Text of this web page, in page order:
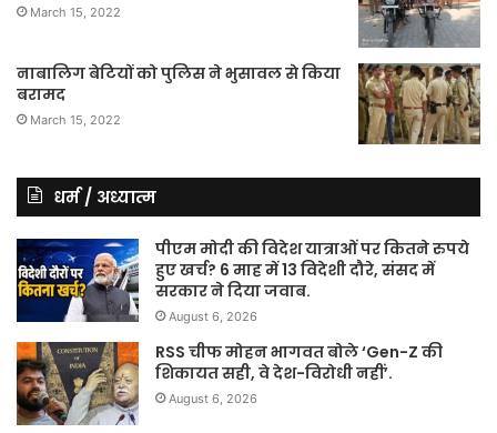
March 15, 2022
नाबालिग बेटियों को पुलिस ने भुसावल से किया
बरामद
March 15, 2022
धर्म / अध्यात्म
पीएम मोदी की विदेश यात्राओं पर कितने रुपये
हुए खर्च? 6 माह में 13 विदेशी दौरे, संसद में
सरकार ने दिया जवाब.
August 6, 2026
RSS चीफ मोहन भागवत बोले ‘Gen-Z की
शिकायत सही, वे देश-विरोधी नहीं’.
August 6, 2026